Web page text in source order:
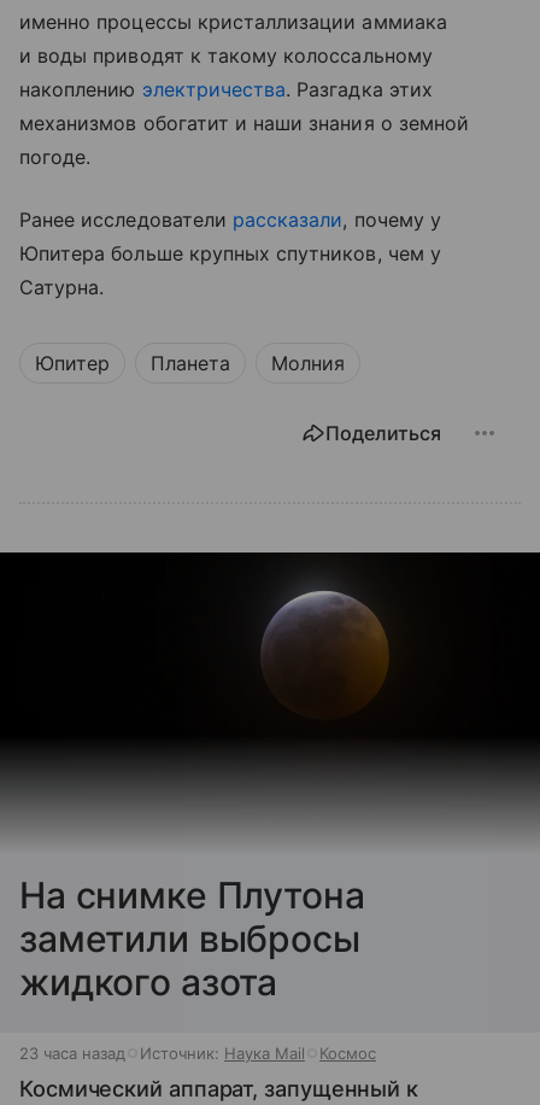
именно процессы кристаллизации аммиака
и воды приводят к такому колоссальному
накоплению электричества. Разгадка этих
механизмов обогатит и наши знания о земной
погоде.
Ранее исследователи рассказали, почему у
Юпитера больше крупных спутников, чем у
Сатурна.
Юпитер Планета Молния
Поделиться
На снимке Плутона
заметили выбросы
жидкого азота
23 часа назад Источник: Наука Mail Космос
Космический аппарат, запущенный к